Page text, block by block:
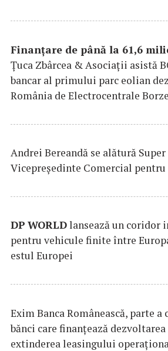
Finanțare de până la 61,6
Țuca Zbârcea & Asociații asistă
bancar al primului parc eolian
România de Electrocentrale
Andrei Bereandă se alătură
Vicepreședinte Comercial pentru
DP WORLDlansează un
pentru vehicule finite între
estul Europei
Exim Banca Românească, parte
bănci care finanțează dezvoltarea
extinderea leasingului